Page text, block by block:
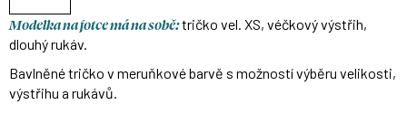
Modelka na fotce má na sobě:tričko vel. XS, véčkový výstřih,
dlouhý rukáv.
Bavlněné tričko v meruňkové barvě s možností výběru velikosti,
výstřihu a rukávů.